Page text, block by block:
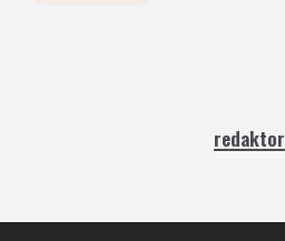
redaktor